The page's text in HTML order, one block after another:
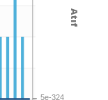
5e-324
Atıf